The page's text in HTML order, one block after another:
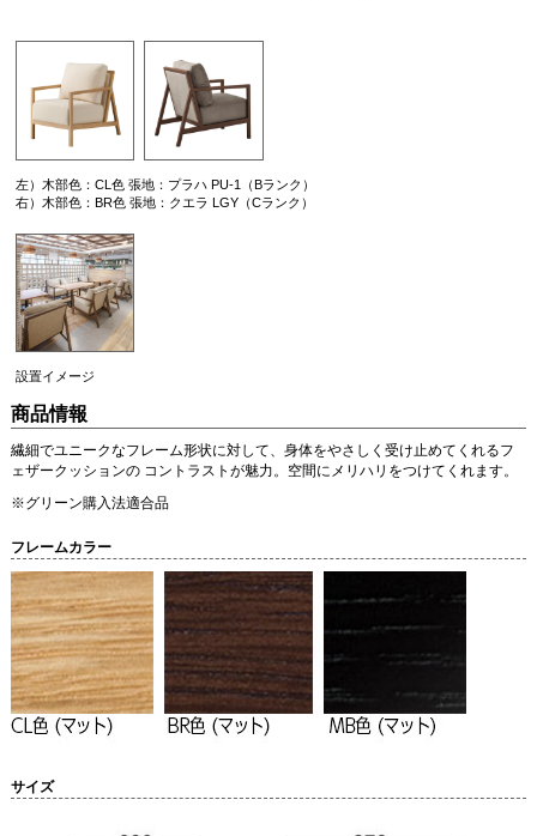
左）木部色：CL色 張地：プラハ PU-1（Bランク）
右）木部色：BR色 張地：クエラ LGY（Cランク）
設置イメージ
商品情報
繊細でユニークなフレーム形状に対して、身体をやさしく受け止めてくれるフ
ェザークッションの コントラストが魅力。空間にメリハリをつけてくれます。
※グリーン購入法適合品
フレームカラー
サイズ